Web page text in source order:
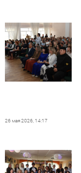
26 мая 2026, 14:17